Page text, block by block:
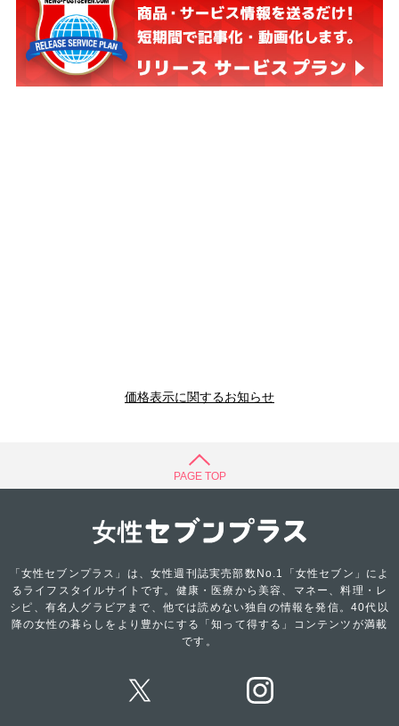
価格表示に関するお知らせ
PAGE TOP
「女性セブンプラス」は、女性週刊誌実売部数No.1「女性セブン」によ
るライフスタイルサイトです。健康・医療から美容、マネー、料理・レ
シピ、有名人グラビアまで、他では読めない独自の情報を発信。40代以
降の女性の暮らしをより豊かにする「知って得する」コンテンツが満載
です。